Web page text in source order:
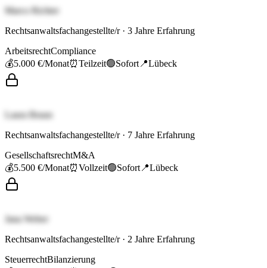
Marco Richter
Rechtsanwaltsfachangestellte/r· 3 Jahre Erfahrung
ArbeitsrechtCompliance
💰5.000 €/Monat⏰Teilzeit🟢Sofort 📍Lübeck
Laura Braun
Rechtsanwaltsfachangestellte/r· 7 Jahre Erfahrung
GesellschaftsrechtM&A
💰5.500 €/Monat⏰Vollzeit🟢Sofort 📍Lübeck
Jana Weber
Rechtsanwaltsfachangestellte/r· 2 Jahre Erfahrung
SteuerrechtBilanzierung